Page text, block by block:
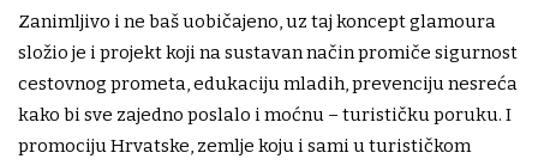
Zanimljivo i ne baš uobičajeno, uz taj koncept glamoura
složio je i projekt koji na sustavan način promiče sigurnost
cestovnog prometa, edukaciju mladih, prevenciju nesreća
kako bi sve zajedno poslalo i moćnu – turističku poruku. I
promociju Hrvatske, zemlje koju i sami u turističkom